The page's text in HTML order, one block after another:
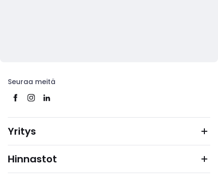
Seuraa meitä
Yritys
Hinnastot